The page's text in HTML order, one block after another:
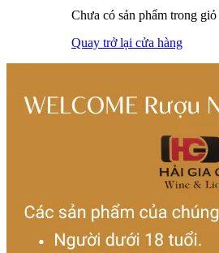
Chưa có sản phẩm trong giỏ
Quay trở lại cửa hàng